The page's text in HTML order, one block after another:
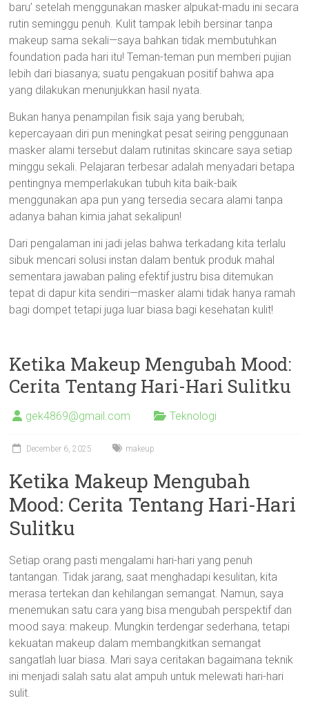
baru’ setelah menggunakan masker alpukat-madu ini secara
rutin seminggu penuh. Kulit tampak lebih bersinar tanpa
makeup sama sekali—saya bahkan tidak membutuhkan
foundation pada hari itu! Teman-teman pun memberi pujian
lebih dari biasanya; suatu pengakuan positif bahwa apa
yang dilakukan menunjukkan hasil nyata.
Bukan hanya penampilan fisik saja yang berubah;
kepercayaan diri pun meningkat pesat seiring penggunaan
masker alami tersebut dalam rutinitas skincare saya setiap
minggu sekali. Pelajaran terbesar adalah menyadari betapa
pentingnya memperlakukan tubuh kita baik-baik
menggunakan apa pun yang tersedia secara alami tanpa
adanya bahan kimia jahat sekalipun!
Dari pengalaman ini jadi jelas bahwa terkadang kita terlalu
sibuk mencari solusi instan dalam bentuk produk mahal
sementara jawaban paling efektif justru bisa ditemukan
tepat di dapur kita sendiri—masker alami tidak hanya ramah
bagi dompet tetapi juga luar biasa bagi kesehatan kulit!
Ketika Makeup Mengubah Mood:
Cerita Tentang Hari-Hari Sulitku
gek4869@gmail.com Teknologi
December 6, 2025 makeup
Ketika Makeup Mengubah
Mood: Cerita Tentang Hari-Hari
Sulitku
Setiap orang pasti mengalami hari-hari yang penuh
tantangan. Tidak jarang, saat menghadapi kesulitan, kita
merasa tertekan dan kehilangan semangat. Namun, saya
menemukan satu cara yang bisa mengubah perspektif dan
mood saya: makeup. Mungkin terdengar sederhana, tetapi
kekuatan makeup dalam membangkitkan semangat
sangatlah luar biasa. Mari saya ceritakan bagaimana teknik
ini menjadi salah satu alat ampuh untuk melewati hari-hari
sulit.